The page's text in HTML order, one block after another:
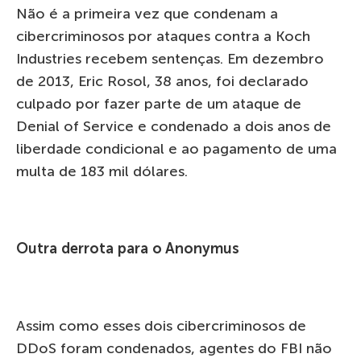
Não é a primeira vez que condenam a
cibercriminosos por ataques contra a Koch
Industries recebem sentenças. Em dezembro
de 2013, Eric Rosol, 38 anos, foi declarado
culpado por fazer parte de um ataque de
Denial of Service e condenado a dois anos de
liberdade condicional e ao pagamento de uma
multa de 183 mil dólares.
Outra derrota para o Anonymus
Assim como esses dois cibercriminosos de
DDoS foram condenados, agentes do FBI não